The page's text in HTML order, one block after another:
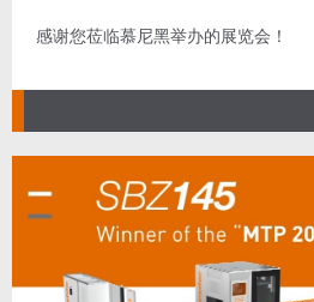
感谢您莅临慕尼黑举办的展览会！